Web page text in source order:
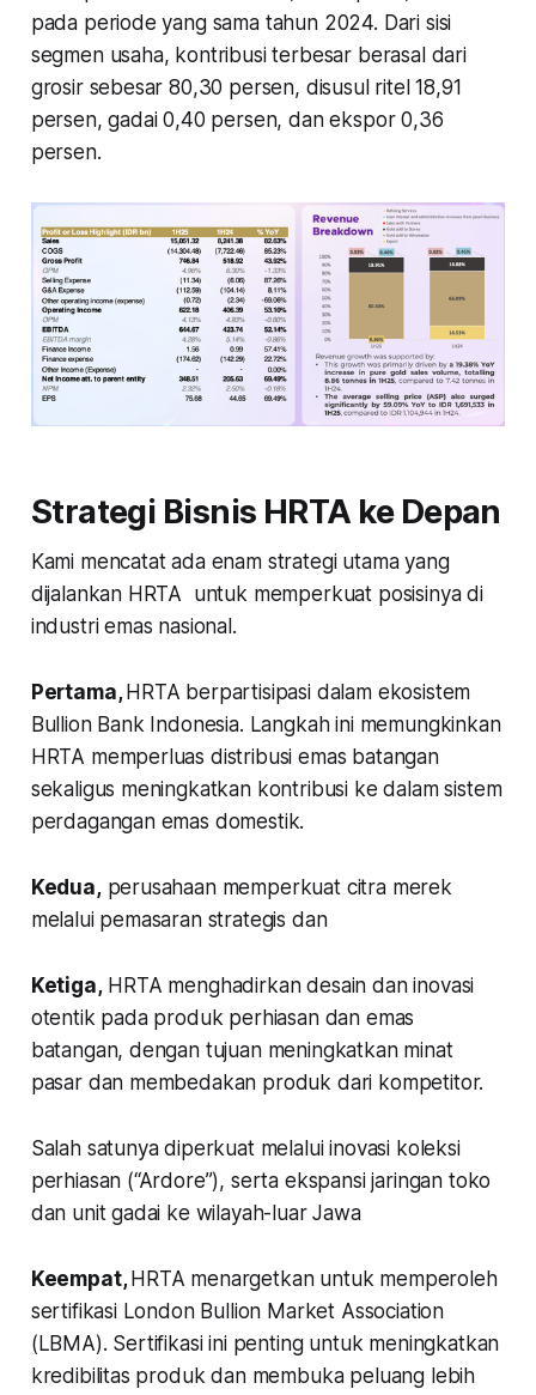
pada periode yang sama tahun 2024. Dari sisi
segmen usaha, kontribusi terbesar berasal dari
grosir sebesar 80,30 persen, disusul ritel 18,91
persen, gadai 0,40 persen, dan ekspor 0,36
persen.
Strategi Bisnis HRTA ke Depan
Kami mencatat ada enam strategi utama yang
dijalankan HRTA untuk memperkuat posisinya di
industri emas nasional.
Pertama, HRTA berpartisipasi dalam ekosistem
Bullion Bank Indonesia. Langkah ini memungkinkan
HRTA memperluas distribusi emas batangan
sekaligus meningkatkan kontribusi ke dalam sistem
perdagangan emas domestik.
Kedua,perusahaan memperkuat citra merek
melalui pemasaran strategis dan
Ketiga,HRTA menghadirkan desain dan inovasi
otentik pada produk perhiasan dan emas
batangan, dengan tujuan meningkatkan minat
pasar dan membedakan produk dari kompetitor.
Salah satunya diperkuat melalui inovasi koleksi
perhiasan (“Ardore”), serta ekspansi jaringan toko
dan unit gadai ke wilayah-luar Jawa
Keempat, HRTA menargetkan untuk memperoleh
sertifikasi London Bullion Market Association
(LBMA). Sertifikasi ini penting untuk meningkatkan
kredibilitas produk dan membuka peluang lebih